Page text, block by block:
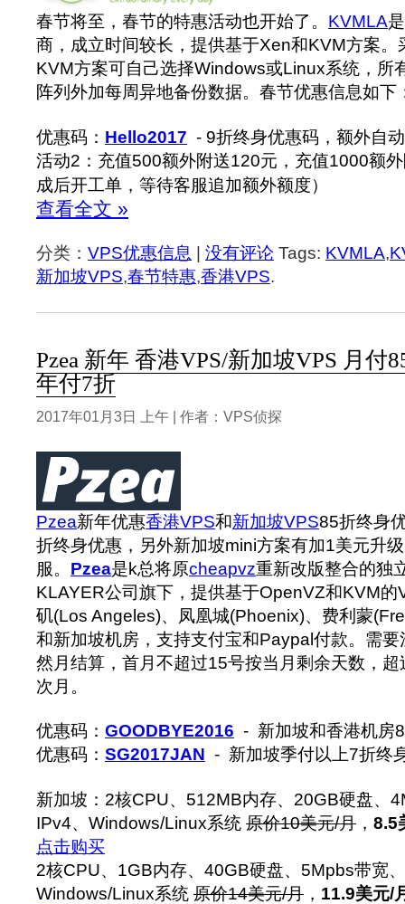
春节将至，春节的特惠活动也开始了。 KVMLA
商，成立时间较长，提供基于Xen和KVM方案
KVM方案可自己选择Windows或Linux系统，所
阵列外加每周异地备份数据。春节优惠信息如下
优惠码： Hello2017 - 9折终身优惠码，额外自
活动2：充值500额外附送120元，充值1000额
成后开工单，等待客服追加额外额度）
查看全文 »
分类： VPS优惠信息 没有评论 Tags: KVMLA,
新加坡VPS,春节特惠,香港VPS.
Pzea 新年 香港VPS/新加坡VPS 月付
年付7折
2017年01月3日 上午 | 作者：VPS侦探
Pzea新年优惠香港VPS和新加坡VPS85折终身
折终身优惠，另外新加坡mini方案有加1美元升
服。 Pzea是k总将原cheapvz重新改版整合的独
KLAYER公司旗下，提供基于OpenVZ和KVM的
矶(Los Angeles)、凤凰城(Phoenix)、费利蒙
和新加坡机房，支持支付宝和Paypal付款。需
然月结算，首月不超过15号按当月剩余天数，
次月。
优惠码： GOODBYE2016 - 新加坡和香港机房
优惠码： SG2017JAN - 新加坡季付以上7折终
新加坡：2核CPU、512MB内存、20GB硬盘、
IPv4、Windows/Linux系统 原价10美元/月 ， 8.5
点击购买
2核CPU、1GB内存、40GB硬盘、5Mpbs带宽
Windows/Linux系统 原价14美元/月 ， 11.9美元/